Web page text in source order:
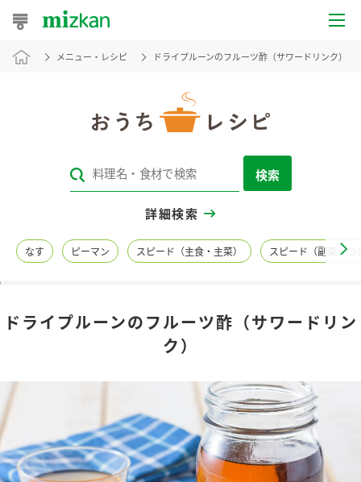
おうちレシピ
レシピカテゴリ一覧
レシピ名特集
商品情報
調味酢
キャンペーン情報
メニュー・レシピ ドライプルーンのフルーツ酢（サワードリンク）
検索
詳細検索
なす ピーマン スピード（主食・主菜） スピード（副菜・つ
ドライプルーンのフルーツ酢（サワードリン
ク）